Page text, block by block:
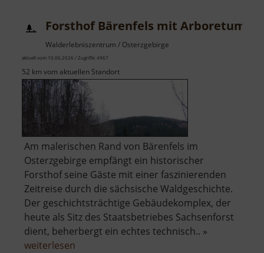
Forsthof Bärenfels mit Arboretum
Walderlebniszentrum / Osterzgebirge
aktuell vom 10.06.2026 / Zugriffe: 4967
52 km vom aktuellen Standort
Am malerischen Rand von Bärenfels im
Osterzgebirge empfängt ein historischer
Forsthof seine Gäste mit einer faszinierenden
Zeitreise durch die sächsische Waldgeschichte.
Der geschichtsträchtige Gebäudekomplex, der
heute als Sitz des Staatsbetriebes Sachsenforst
dient, beherbergt ein echtes technisch.. »
weiterlesen